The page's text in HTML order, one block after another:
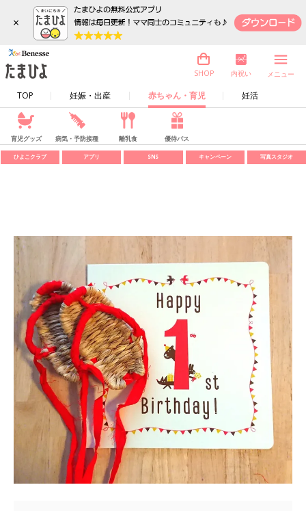
×
TOP 妊娠・出産 赤ちゃん・育児 妊活
SHOP 内祝い メニュー
育児グッズ 病気・予防接種 離乳食 優待パス
ひよこクラブ アプリ SNS キャンペーン 写真スタジオ